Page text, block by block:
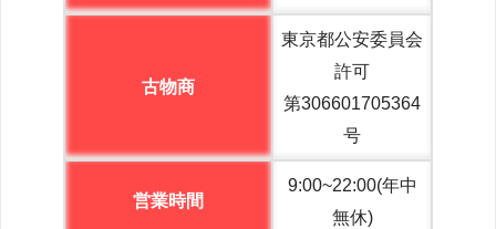
古物商
東京都公安委員会
許可
第306601705364
号
営業時間
9:00~22:00(年中
無休)